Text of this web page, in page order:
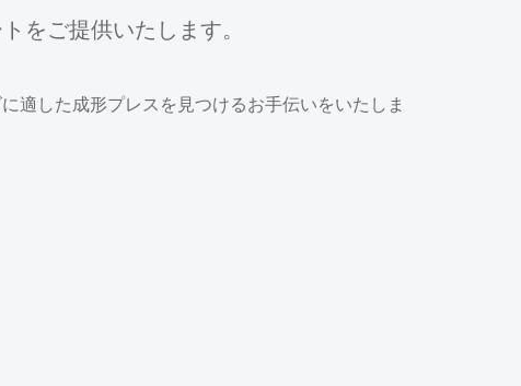
をご提供いたします。
適した成形プレスを見つけるお手伝いをいたしま